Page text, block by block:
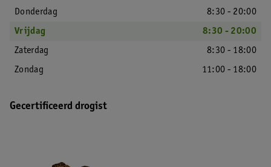
Donderdag
8:30 - 20:00
Vrijdag
8:30 - 20:00
Zaterdag
8:30 - 18:00
Zondag
11:00 - 18:00
Gecertificeerd drogist